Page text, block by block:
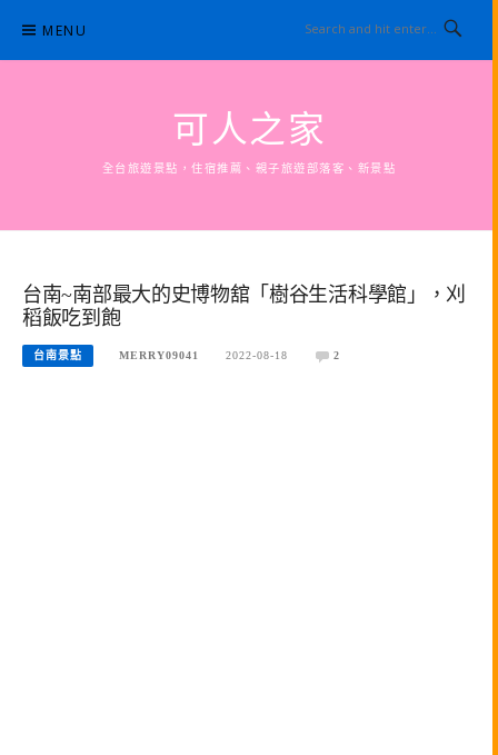
content
MENU
可人之家
全台旅遊景點，住宿推薦、親子旅遊部落客、新景點
台南~南部最大的史博物舘「樹谷生活科學館」，刈
稻飯吃到飽
台南景點 MERRY09041 2022-08-18 2